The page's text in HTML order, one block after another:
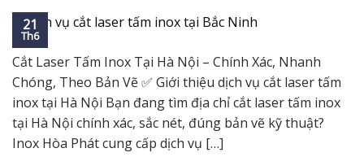
21
Th6
Cắt Laser Tấm Inox Tại Hà Nội – Chính Xác, Nhanh
Chóng, Theo Bản Vẽ ✅ Giới thiệu dịch vụ cắt laser tấm
inox tại Hà Nội Bạn đang tìm địa chỉ cắt laser tấm inox
tại Hà Nội chính xác, sắc nét, đúng bản vẽ kỹ thuật?
Inox Hòa Phát cung cấp dịch vụ […]